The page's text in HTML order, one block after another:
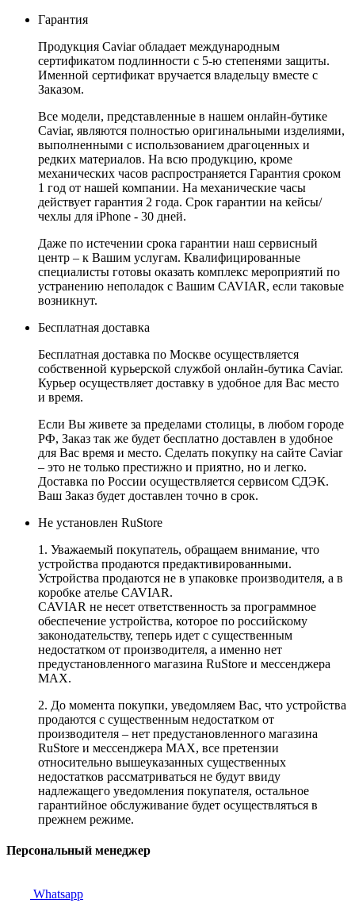
Гарантия
Продукция Caviar обладает международным
сертификатом подлинности с 5-ю степенями защиты.
Именной сертификат вручается владельцу вместе с
Заказом.
Все модели, представленные в нашем онлайн-бутике
Caviar, являются полностью оригинальными изделиями,
выполненными с использованием драгоценных и
редких материалов. На всю продукцию, кроме
механических часов распространяется Гарантия сроком
1 год от нашей компании. На механические часы
действует гарантия 2 года. Срок гарантии на кейсы/
чехлы для iPhone - 30 дней.
Даже по истечении срока гарантии наш сервисный
центр – к Вашим услугам. Квалифицированные
специалисты готовы оказать комплекс мероприятий по
устранению неполадок с Вашим CAVIAR, если таковые
возникнут.
Бесплатная доставка
Бесплатная доставка по Москве осуществляется
собственной курьерской службой онлайн-бутика Caviar.
Курьер осуществляет доставку в удобное для Вас место
и время.
Если Вы живете за пределами столицы, в любом городе
РФ, Заказ так же будет бесплатно доставлен в удобное
для Вас время и место. Сделать покупку на сайте Caviar
– это не только престижно и приятно, но и легко.
Доставка по России осуществляется сервисом СДЭК.
Ваш Заказ будет доставлен точно в срок.
Не установлен RuStore
1. Уважаемый покупатель, обращаем внимание, что
устройства продаются предактивированными.
Устройства продаются не в упаковке производителя, а в
коробке ателье CAVIAR.
CAVIAR не несет ответственность за программное
обеспечение устройства, которое по российскому
законодательству, теперь идет с существенным
недостатком от производителя, а именно нет
предустановленного магазина RuStore и мессенджера
MAX.
2. До момента покупки, уведомляем Вас, что устройства
продаются с существенным недостатком от
производителя – нет предустановленного магазина
RuStore и мессенджера MAX, все претензии
относительно вышеуказанных существенных
недостатков рассматриваться не будут ввиду
надлежащего уведомления покупателя, остальное
гарантийное обслуживание будет осуществляться в
прежнем режиме.
Персональный менеджер
Whatsapp